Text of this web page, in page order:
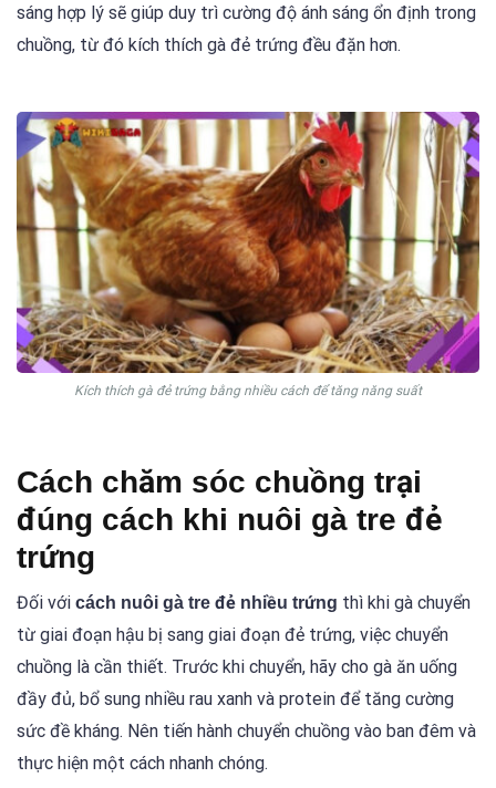
sáng hợp lý sẽ giúp duy trì cường độ ánh sáng ổn định trong
chuồng, từ đó kích thích gà đẻ trứng đều đặn hơn.
Kích thích gà đẻ trứng bằng nhiều cách để tăng năng suất
Cách chăm sóc chuồng trại
đúng cách khi nuôi gà tre đẻ
trứng
Đối với cách nuôi gà tre đẻ nhiều trứng thì khi gà chuyển
từ giai đoạn hậu bị sang giai đoạn đẻ trứng, việc chuyển
chuồng là cần thiết. Trước khi chuyển, hãy cho gà ăn uống
đầy đủ, bổ sung nhiều rau xanh và protein để tăng cường
sức đề kháng. Nên tiến hành chuyển chuồng vào ban đêm và
thực hiện một cách nhanh chóng.